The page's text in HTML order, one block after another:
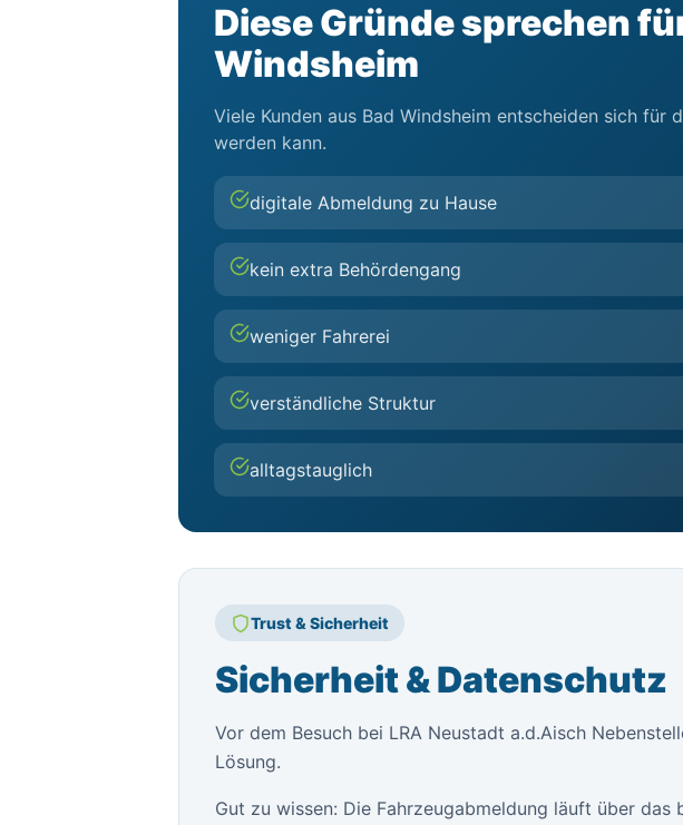
Diese Gründe sprechen
Windsheim
Viele Kunden aus Bad Windsheim entscheiden sich
werden kann.
digitale Abmeldung zu Hause
kein extra Behördengang
weniger Fahrerei
verständliche Struktur
alltagstauglich
Trust & Sicherheit
Sicherheit & Datenschutz
Vor dem Besuch bei LRA Neustadt a.d.Aisch
Lösung.
Gut zu wissen: Die Fahrzeugabmeldung läuft über